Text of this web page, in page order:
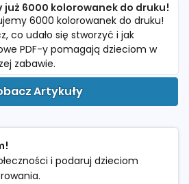
już 6000 kolorowanek do druku!
6000 kolorowanek do druku!
co udało się stworzyć i jak
PDF-y pomagają dzieciom w
zabawie.
Artykuły
i podaruj dzieciom